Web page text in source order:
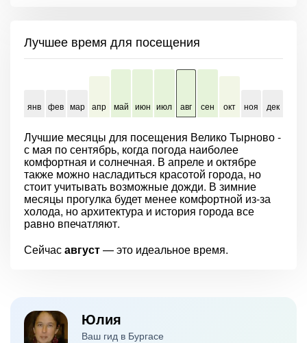
Лучшее время для посещения
янв фев мар апр май июн июл авг сен окт ноя дек
Лучшие месяцы для посещения Велико Тырново -
с мая по сентябрь, когда погода наиболее
комфортная и солнечная. В апреле и октябре
также можно насладиться красотой города, но
стоит учитывать возможные дожди. В зимние
месяцы прогулка будет менее комфортной из-за
холода, но архитектура и история города все
равно впечатляют.
Сейчасавгуст— это идеальное время.
Юлия
Ваш гид в Бургасе